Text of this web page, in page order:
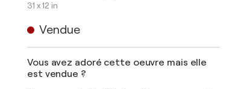
31 x 12 in
Vendue
Vous avez adoré cette oeuvre mais elle
est vendue ?